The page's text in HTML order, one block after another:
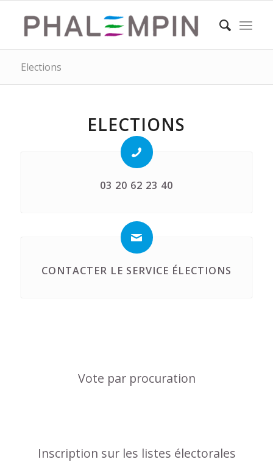
Elections
ELECTIONS
03 20 62 23 40
CONTACTER LE SERVICE ÉLECTIONS
Vote par procuration
Inscription sur les listes électorales